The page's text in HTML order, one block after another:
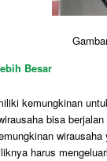
Besar
kemungkinan
bisa
harus